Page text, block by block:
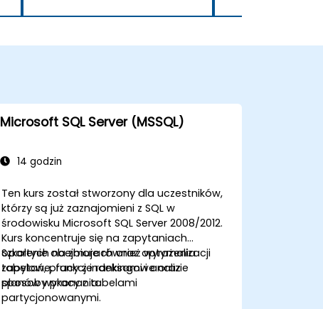
Microsoft SQL Server (MSSQL)
14 godzin
Ten kurs został stworzony dla uczestników,
którzy są już zaznajomieni z SQL w
środowisku Microsoft SQL Server 2008/2012.
Kurs koncentruje się na zapytaniach
opartych na zbiorach oraz optymalizacji
zapytań, pracy z indeksami i analizie
planów wykonania.
Szkolenie obejmuje również wyrażenia
tabelowe, funkcje rankingowe oraz
sposoby pracy z tabelami
partycjonowanymi.